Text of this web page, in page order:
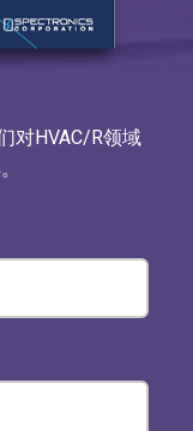
对HVAC/R领域